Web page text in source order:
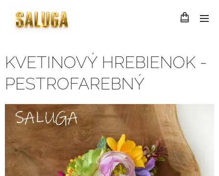
KVETINOVÝ HREBIENOK -
PESTROFAREBNÝ